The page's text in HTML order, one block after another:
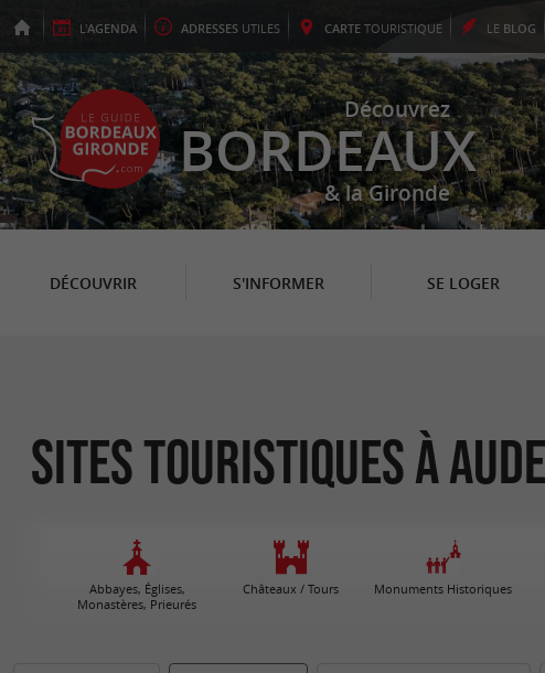
L'AGENDA ADRESSES UTILES CARTE TOURISTIQUE LE BLOG
Découvrez
BORDEAUX
& la Gironde
DÉCOUVRIR S'INFORMER SE LOGER
Sites Touristiques à
Abbayes, Églises,
Monastères, Prieurés
Châteaux / Tours Monuments Historiques